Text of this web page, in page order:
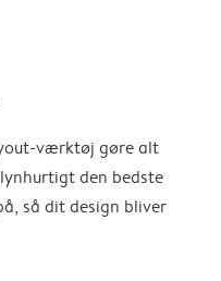
værktøj gøre alt
den bedste
så dit design bliver